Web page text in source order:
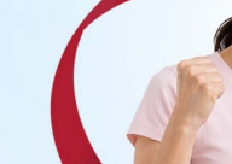
lịch khám tự động
trên ứng dụng.